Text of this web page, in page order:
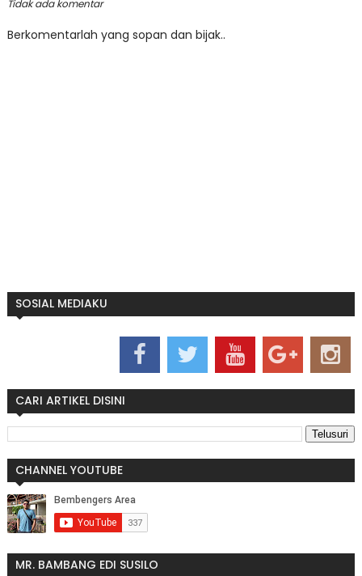
Tidak ada komentar
Berkomentarlah yang sopan dan bijak..
SOSIAL MEDIAKU
CARI ARTIKEL DISINI
CHANNEL YOUTUBE
MR. BAMBANG EDI SUSILO